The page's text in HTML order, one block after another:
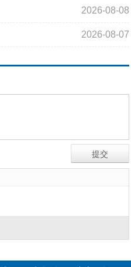
2026-08-08
2026-08-07